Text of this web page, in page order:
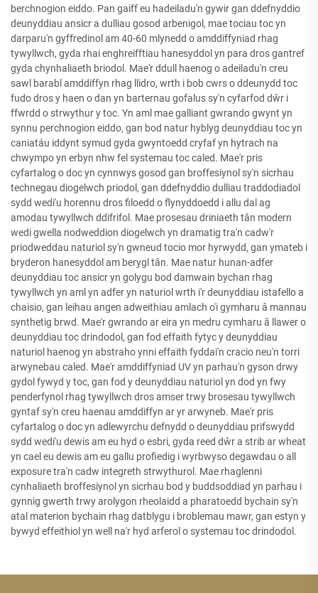
berchnogion eiddo. Pan gaiff eu hadeiladu'n gywir gan ddefnyddio
deunyddiau ansicr a dulliau gosod arbenigol, mae tociau toc yn
darparu'n gyffredinol am 40-60 mlynedd o amddiffyniad rhag
tywyllwch, gyda rhai enghreifftiau hanesyddol yn para dros gantref
gyda chynhaliaeth briodol. Mae'r ddull haenog o adeiladu'n creu
sawl barabl amddiffyn rhag llidro, wrth i bob cwrs o ddeunydd toc
fudo dros y haen o dan yn barternau gofalus sy'n cyfarfod dŵr i
ffwrdd o strwythur y toc. Yn aml mae galliant gwrando gwynt yn
synnu perchnogion eiddo, gan bod natur hyblyg deunyddiau toc yn
caniatáu iddynt symud gyda gwyntoedd cryfaf yn hytrach na
chwympo yn erbyn nhw fel systemau toc caled. Mae'r pris
cyfartalog o doc yn cynnwys gosod gan broffesiynol sy'n sicrhau
technegau diogelwch priodol, gan ddefnyddio dulliau traddodiadol
sydd wedi'u horennu dros filoedd o flynyddoedd i allu dal ag
amodau tywyllwch ddifrifol. Mae prosesau driniaeth tân modern
wedi gwella nodweddion diogelwch yn dramatig tra'n cadw'r
priodweddau naturiol sy'n gwneud tocio mor hyrwydd, gan ymateb i
bryderon hanesyddol am berygl tân. Mae natur hunan-adfer
deunyddiau toc ansicr yn golygu bod damwain bychan rhag
tywyllwch yn aml yn adfer yn naturiol wrth i'r deunyddiau istafello a
chaisio, gan leihau angen adweithiau amlach o'i gymharu â mannau
synthetig brwd. Mae'r gwrando ar eira yn medru cymharu â llawer o
deunyddiau toc drindodol, gan fod effaith fytyc y deunyddiau
naturiol haenog yn abstraho ynni effaith fyddai'n cracio neu'n torri
arwynebau caled. Mae'r amddiffyniad UV yn parhau'n gyson drwy
gydol fywyd y toc, gan fod y deunyddiau naturiol yn dod yn fwy
penderfynol rhag tywyllwch dros amser trwy brosesau tywyllwch
gyntaf sy'n creu haenau amddiffyn ar yr arwyneb. Mae'r pris
cyfartalog o doc yn adlewyrchu defnydd o deunyddiau prifswydd
sydd wedi'u dewis am eu hyd o esbri, gyda reed dŵr a strib ar wheat
yn cael eu dewis am eu gallu profiedig i wyrbwyso degawdau o all
exposure tra'n cadw integreth strwythurol. Mae rhaglenni
cynhaliaeth broffesiynol yn sicrhau bod y buddsoddiad yn parhau i
gynnig gwerth trwy arolygon rheolaidd a pharatoedd bychain sy'n
atal materion bychain rhag datblygu i broblemau mawr, gan estyn y
bywyd effeithiol yn well na'r hyd arferol o systemau toc drindodol.